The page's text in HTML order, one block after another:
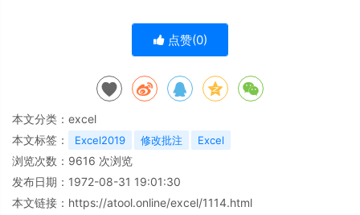
点赞(0)
本文分类： excel
本文标签：
Excel2019 修改批注 Excel
浏览次数： 9616 次浏览
发布日期：1972-08-31 19:01:30
本文链接： https://atool.online/excel/1114.html